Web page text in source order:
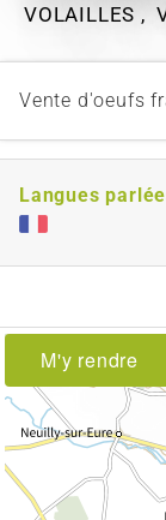
VOLAILLES ,
Vente d'oeufs
Langues
M'y rendre